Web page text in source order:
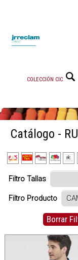
COLECCIÓN CIC
Catálogo -
Filtro Tallas
Filtro Producto
Borrar